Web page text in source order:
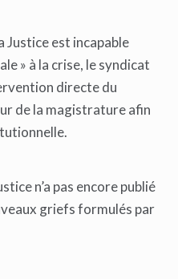
Justice est incapable
» à la crise, le syndicat
directe du
de la magistrature afin
n’a pas encore publié
griefs formulés par